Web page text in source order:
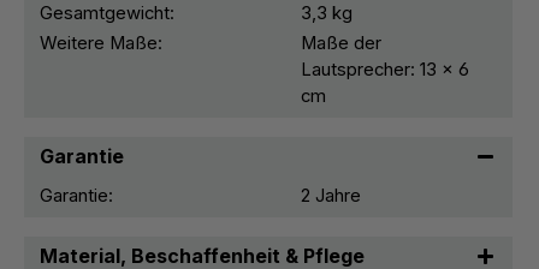
Gesamtgewicht:
3,3 kg
Weitere Maße:
Maße der
Lautsprecher: 13 x 6
cm
Garantie
Garantie: 2 Jahre
Material, Beschaffenheit & Pflege